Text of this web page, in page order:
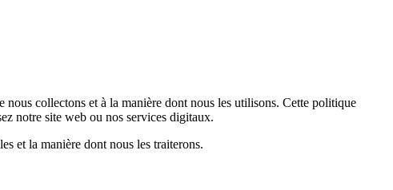
collectons et à la manière dont nous les utilisons. Cette politique
notre site web ou nos services digitaux.
et la manière dont nous les traiterons.